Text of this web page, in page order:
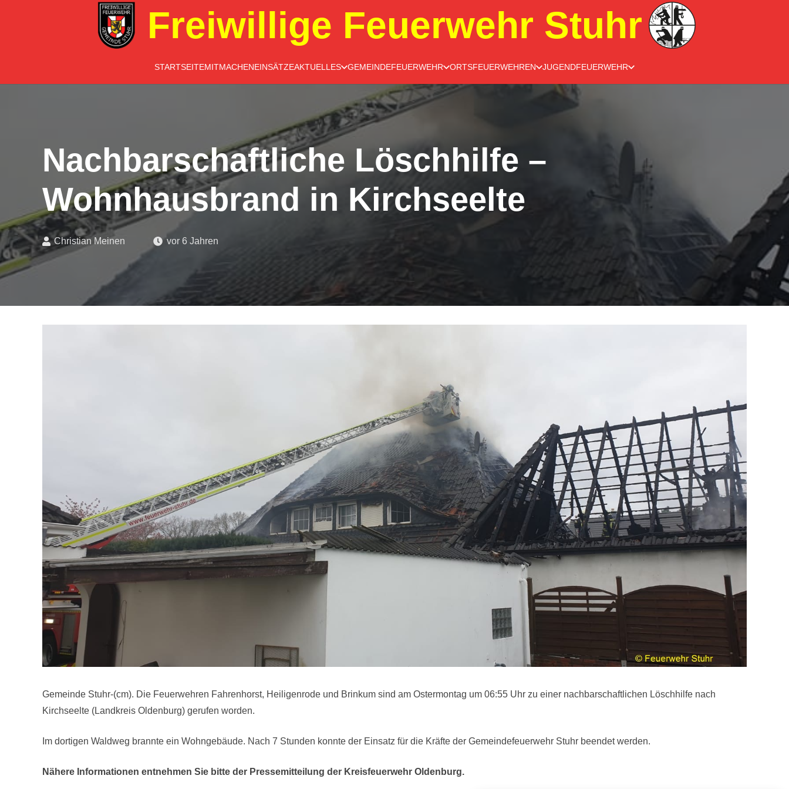
Freiwillige Feuerwehr Stuhr
STARTSEITEMITMACHENEINSÄTZEAKTUELLES GEMEINDEFEUERWEHR ORTSFEUERWEHREN JUGENDFEUERWEHR
Nachbarschaftliche Löschhilfe –
Wohnhausbrand in Kirchseelte
Christian Meinen vor 6 Jahren
Gemeinde Stuhr-(cm). Die Feuerwehren Fahrenhorst, Heiligenrode und Brinkum sind am Ostermontag um 06:55 Uhr zu einer nachbarschaftlichen Löschhilfe nach
Kirchseelte (Landkreis Oldenburg) gerufen worden.
Im dortigen Waldweg brannte ein Wohngebäude. Nach 7 Stunden konnte der Einsatz für die Kräfte der Gemeindefeuerwehr Stuhr beendet werden.
Nähere Informationen entnehmen Sie bitte der Pressemitteilung der Kreisfeuerwehr Oldenburg.